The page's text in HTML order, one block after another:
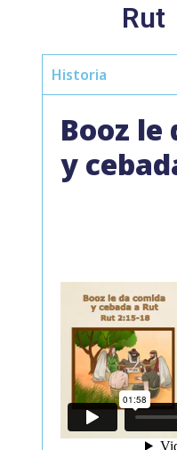
Rut
Historia
Booz le
y